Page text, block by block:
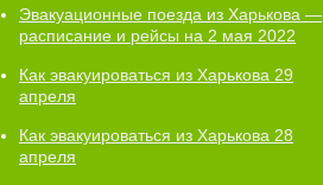
Эвакуационные поезда из Харькова —
расписание и рейсы на 2 мая 2022
Как эвакуироваться из Харькова 29
апреля
Как эвакуироваться из Харькова 28
апреля